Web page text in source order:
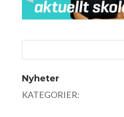
Nyheter
KATEGORIER: